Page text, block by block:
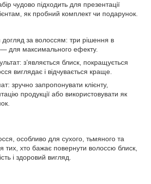
чудово підходить для презентації
як пробний комплект чи подарунок.
за волоссям: три рішення в
для максимального ефекту.
з’являється блиск, покращується
виглядає і відчувається краще.
зручно запропонувати клієнту,
продукції або використовувати як
особливо для сухого, тьмяного та
тих, хто бажає повернути волоссю блиск,
і здоровий вигляд.